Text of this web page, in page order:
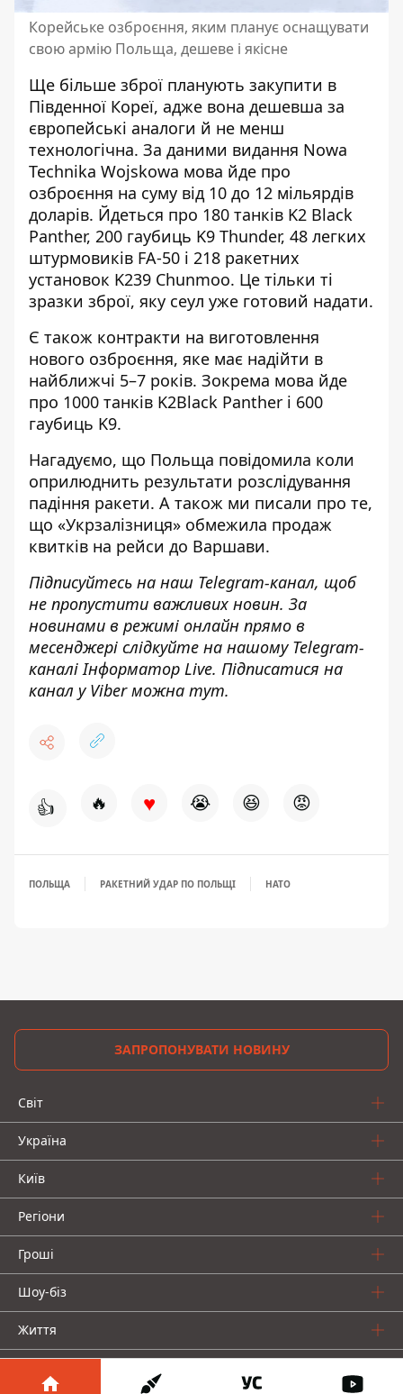
Корейське озброєння, яким планує оснащувати
свою армію Польща, дешеве і якісне
Ще більше зброї планують закупити в
Південної Кореї, адже вона дешевша за
європейські аналоги й не менш
технологічна. За даними видання Nowa
Technika Wojskowa мова йде про
озброєння на суму від 10 до 12 мільярдів
доларів. Йдеться про 180 танків K2 Black
Panther, 200 гаубиць K9 Thunder, 48 легких
штурмовиків FA-50 і 218 ракетних
установок K239 Chunmoo. Це тільки ті
зразки зброї, яку сеул уже готовий надати.
Є також контракти на виготовлення
нового озброєння, яке має надійти в
найближчі 5–7 років. Зокрема мова йде
про 1000 танків K2Black Panther і 600
гаубиць K9.
Нагадуємо, що Польща повідомила коли
оприлюднить результати розслідування
падіння ракети. А також ми писали про те,
що «Укрзалізниця» обмежила продаж
квитків на рейси до Варшави.
Підписуйтесь на наш Telegram-канал, щоб
не пропустити важливих новин. За
новинами в режимі онлайн прямо в
месенджері слідкуйте на нашому Telegram-
каналіІнформатор Live. Підписатися на
канал у Viber можна тут.
👍 🔥 ♥ 😭 😆 😡
ПОЛЬЩА РАКЕТНИЙ УДАР ПО ПОЛЬЩІ НАТО
ЗАПРОПОНУВАТИ НОВИНУ
Світ
Україна
Київ
Регіони
Гроші
Шоу-біз
Життя